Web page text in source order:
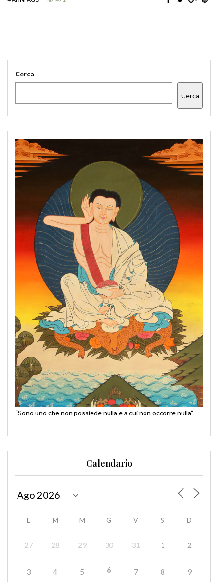
Cerca
Cerca
“Sono uno che non possiede nulla e a cui non occorre nulla”
Calendario
L M M G V S D
27 28 29 30 31 1 2
3 4 5 6 7 8 9